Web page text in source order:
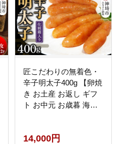
匠こだわりの無着色・
辛子明太子400g 【卵焼
き お土産 お返し ギフ
ト お中元 お歳暮 海鮮
14,000円